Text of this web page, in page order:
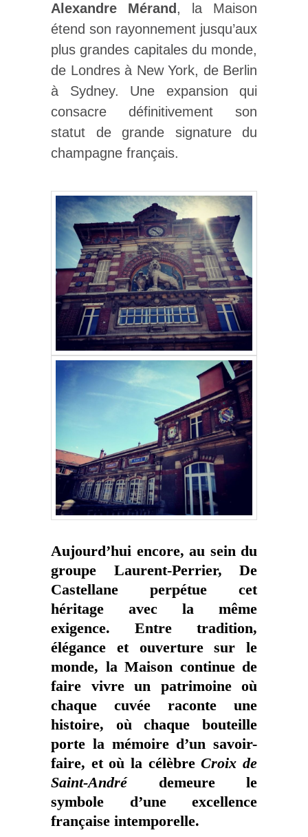
Alexandre Mérand , la Maison
étend son rayonnement jusqu’aux
plus grandes capitales du monde,
de Londres à New York, de Berlin
à Sydney. Une expansion qui
consacre définitivement son
statut de grande signature du
champagne français.
Aujourd’hui encore, au sein du
groupe Laurent-Perrier, De
Castellane perpétue cet
héritage avec la même
exigence. Entre tradition,
élégance et ouverture sur le
monde, la Maison continue de
faire vivre un patrimoine où
chaque cuvée raconte une
histoire, où chaque bouteille
porte la mémoire d’un savoir-
faire, et où la célèbreCroix de
Saint-Andrédemeure le
symbole d’une excellence
française intemporelle.